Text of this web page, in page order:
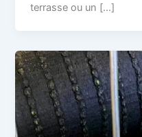
terrasse ou un […]